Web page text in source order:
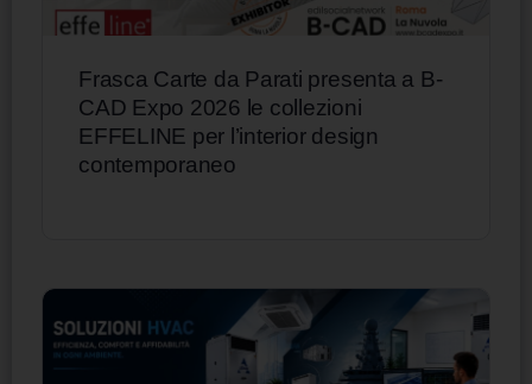
Frasca Carte da Parati presenta a B-
CAD Expo 2026 le collezioni
EFFELINE per l’interior design
contemporaneo